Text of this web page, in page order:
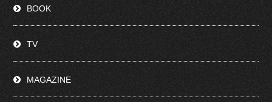
BOOK
TV
MAGAZINE